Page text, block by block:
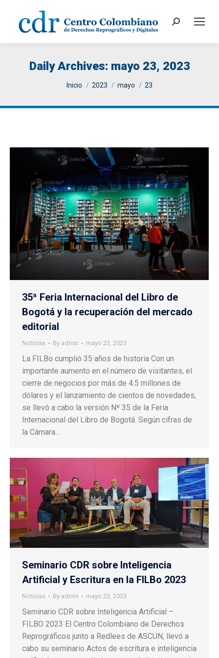
Search:
Daily Archives: mayo 23, 2023
You are here:
Inicio 2023 mayo 23
35ª Feria Internacional del Libro de
Bogotá y la recuperación del mercado
editorial
Noticias By admin mayo 23, 2023
La FILBo cumplió 35 años de historia Con un
importante aumento en el número de visitantes, el
cierre de negocios por más de 4.5 millones de
dólares y el lanzamiento de cientos de novedades,
se llevó a cabo la versión Nº 35 de la Feria
Internacional del Libro de Bogotá. Según cifras de
la Cámara…
Seminario CDR sobre Inteligencia
Artificial y Escritura en la FILBo 2023
Noticias By admin mayo 23, 2023
Seminario CDR sobre Inteligencia Artificial –
FILBO 2023 El Centro Colombiano de Derechos
Reprográficos junto a Redlees de ASCUN, llevó a
cabo su seminario Actos de escritura e inteligencia